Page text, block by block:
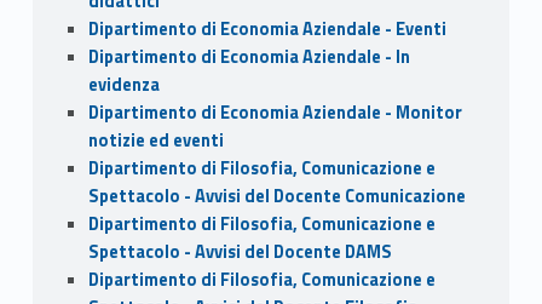
Dipartimento di Economia Aziendale - Eventi
Dipartimento di Economia Aziendale - In
evidenza
Dipartimento di Economia Aziendale - Monitor
notizie ed eventi
Dipartimento di Filosofia, Comunicazione e
Spettacolo - Avvisi del Docente Comunicazione
Dipartimento di Filosofia, Comunicazione e
Spettacolo - Avvisi del Docente DAMS
Dipartimento di Filosofia, Comunicazione e